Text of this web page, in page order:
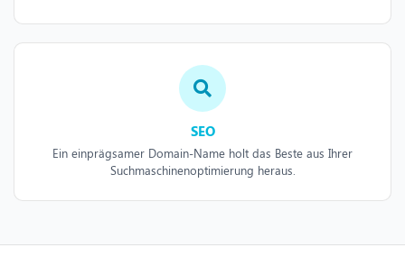
SEO
Ein einprägsamer Domain-Name holt das Beste aus Ihrer
Suchmaschinenoptimierung heraus.